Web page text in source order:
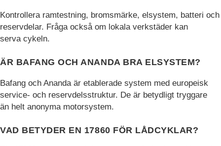
Kontrollera ramtestning, bromsmärke, elsystem, batteri och
reservdelar. Fråga också om lokala verkstäder kan
serva cykeln.
ÄR BAFANG OCH ANANDA BRA ELSYSTEM?
Bafang och Ananda är etablerade system med europeisk
service- och reservdelsstruktur. De är betydligt tryggare
än helt anonyma motorsystem.
VAD BETYDER EN 17860 FÖR LÅDCYKLAR?